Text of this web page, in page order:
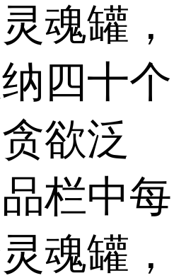
魂罐，
四十个
欲泛
栏中每
魂罐，